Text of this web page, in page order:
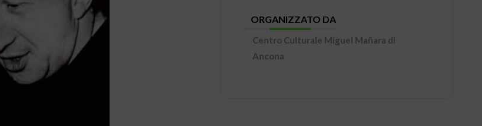
ORGANIZZATO DA
Centro Culturale Miguel Mañara di
Ancona